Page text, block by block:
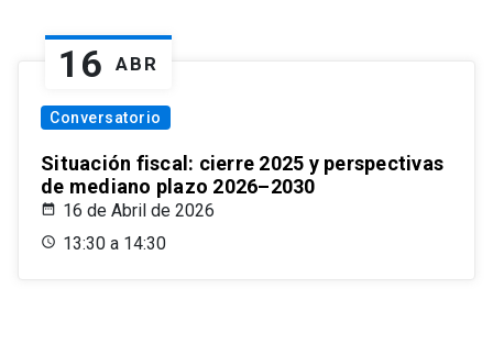
16 ABR
Conversatorio
Situación fiscal: cierre 2025 y perspectivas
de mediano plazo 2026–2030
16 de Abril de 2026
13:30 a 14:30